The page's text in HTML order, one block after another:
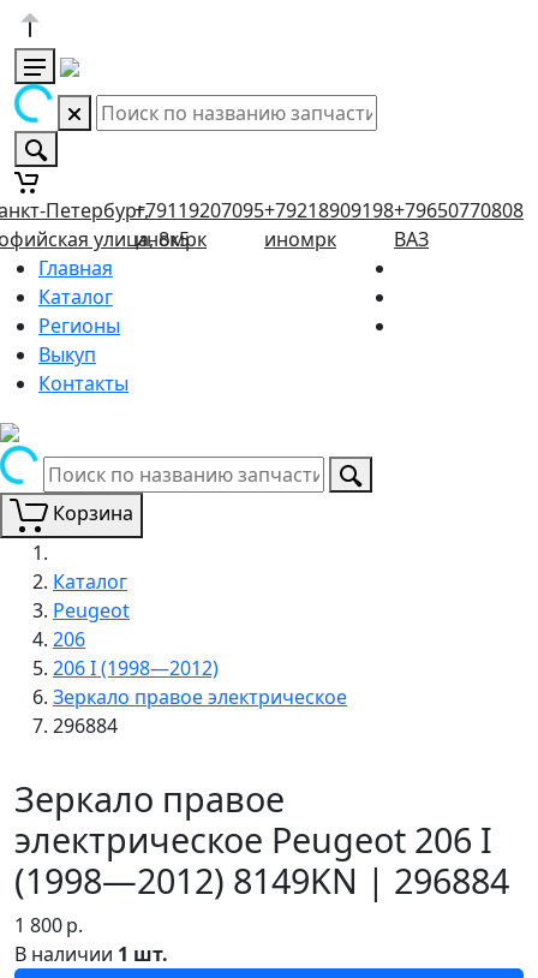
Петербург,
улица, 8к5
+79119207095
иномрк
+79218909198
иномрк
+79650770808
ВАЗ
Главная
Каталог
Регионы
Выкуп
Контакты
Корзина
Каталог
Peugeot
206
206 I (1998—2012)
Зеркало правое электрическое
296884
Зеркало правое
электрическое Peugeot 206 I
(1998—2012) 8149KN | 296884
1 800р.
В наличии 1 шт.